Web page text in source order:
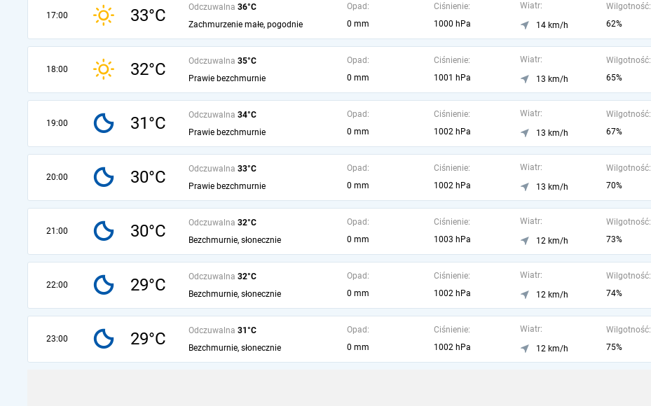
17:00 33°C Odczuwalna 36°C
Zachmurzenie małe, pogodnie
Opad:
0 mm
Ciśnienie:
1000 hPa
Wiatr:
14 km/h
Wilgotność:
62%
18:00 32°C Odczuwalna 35°C
Prawie bezchmurnie
Opad:
0 mm
Ciśnienie:
1001 hPa
Wiatr:
13 km/h
Wilgotność:
65%
19:00 31°C Odczuwalna 34°C
Prawie bezchmurnie
Opad:
0 mm
Ciśnienie:
1002 hPa
Wiatr:
13 km/h
Wilgotność:
67%
20:00 30°C Odczuwalna 33°C
Prawie bezchmurnie
Opad:
0 mm
Ciśnienie:
1002 hPa
Wiatr:
13 km/h
Wilgotność:
70%
21:00 30°C Odczuwalna 32°C
Bezchmurnie, słonecznie
Opad:
0 mm
Ciśnienie:
1003 hPa
Wiatr:
12 km/h
Wilgotność:
73%
22:00 29°C Odczuwalna 32°C
Bezchmurnie, słonecznie
Opad:
0 mm
Ciśnienie:
1002 hPa
Wiatr:
12 km/h
Wilgotność:
74%
23:00 29°C Odczuwalna 31°C
Bezchmurnie, słonecznie
Opad:
0 mm
Ciśnienie:
1002 hPa
Wiatr:
12 km/h
Wilgotność:
75%